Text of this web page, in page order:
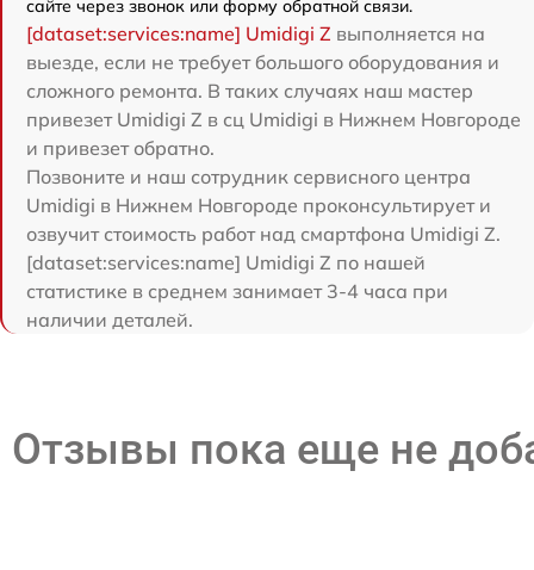
сайте через звонок или форму обратной связи.
[dataset:services:name] Umidigi Z выполняется на
выезде, если не требует большого оборудования и
сложного ремонта. В таких случаях наш мастер
привезет Umidigi Z в сц Umidigi в Нижнем Новгороде
и привезет обратно.
Позвоните и наш сотрудник сервисного центра
Umidigi в Нижнем Новгороде проконсультирует и
озвучит стоимость работ над смартфона Umidigi Z.
[dataset:services:name] Umidigi Z по нашей
статистике в среднем занимает 3-4 часа при
наличии деталей.
Отзывы пока еще не